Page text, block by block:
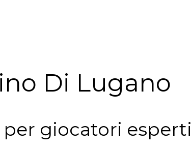
Di Lugano
giocatori esperti